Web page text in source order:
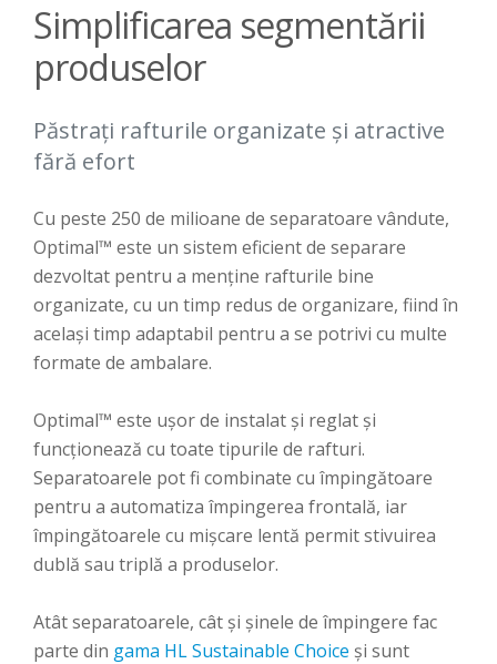
Simplificarea segmentării
produselor
Păstrați rafturile organizate și atractive
fără efort
Cu peste 250 de milioane de separatoare vândute,
Optimal™ este un sistem eficient de separare
dezvoltat pentru a menține rafturile bine
organizate, cu un timp redus de organizare, fiind în
același timp adaptabil pentru a se potrivi cu multe
formate de ambalare.
Optimal™ este ușor de instalat și reglat și
funcționează cu toate tipurile de rafturi.
Separatoarele pot fi combinate cu împingătoare
pentru a automatiza împingerea frontală, iar
împingătoarele cu mișcare lentă permit stivuirea
dublă sau triplă a produselor.
Atât separatoarele, cât și șinele de împingere fac
parte din gama HL Sustainable Choice și sunt